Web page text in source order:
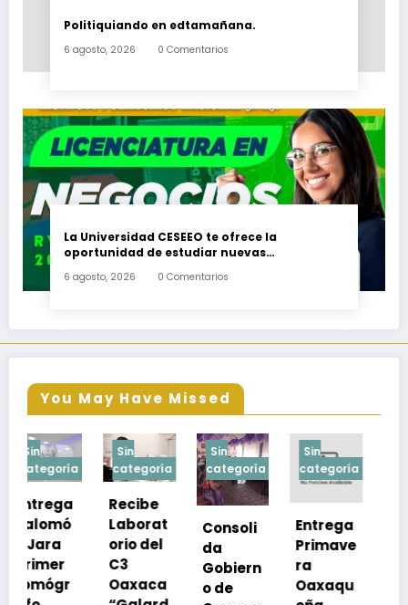
Politiquiando en edtamañana.
6 agosto, 2026 0 Comentarios
La Universidad CESEEO te ofrece la
oportunidad de estudiar nuevas
Escondido, Ixtepec y en la Matriz Juchitán.
6 agosto, 2026 0 Comentarios
You May Have Missed
Sin
categoría
Recibe
Laborat
orio del
C3
Oaxaca
Sin
categoría
Consoli
da
Gobiern
o de
Sin
categoría
Entrega
Primave
ra
Oaxaqu
Sin
categoría
Exhorta
SSO a
rse de